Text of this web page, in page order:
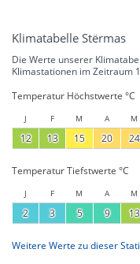
Klimatabelle Stërmas
Die Werte unserer
Klimastationen im Zeitraum
Temperatur Höchstwerte °C
J F M A M
12 13 15 20 24
Temperatur Tiefstwerte °C
J F M A M
2 3 5 9 13
Weitere Werte zu dieser